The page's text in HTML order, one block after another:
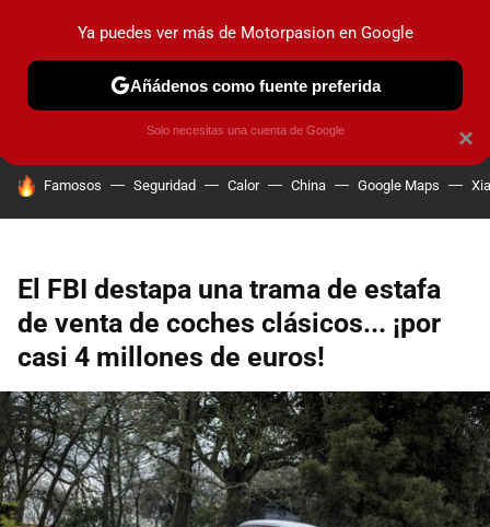
PRUEBAS COCHES ELÉCTRICOS OBSERVATORIO
HOY SE HABLA DE
Famosos Seguridad Calor China Google Maps
El FBI destapa una trama de estafa
de venta de coches clásicos... ¡por
casi 4 millones de euros!
×
Ya puedes ver más de Motorpasion en Google
Añádenos como fuente preferida
Solo necesitas una cuenta de Google